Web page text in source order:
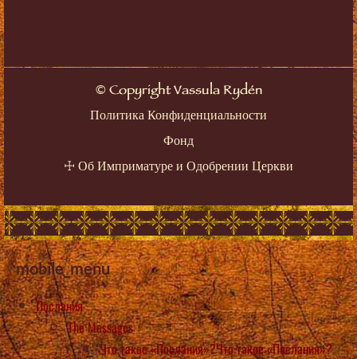
©Copyright Vassula Rydén
Политика Конфиденциальности
Фонд
☩ Об Имприматуре и Одобрении Церкви
mobile_menu
Послания
The Messages
Что такое «Послания»?Что такое «Послания»?